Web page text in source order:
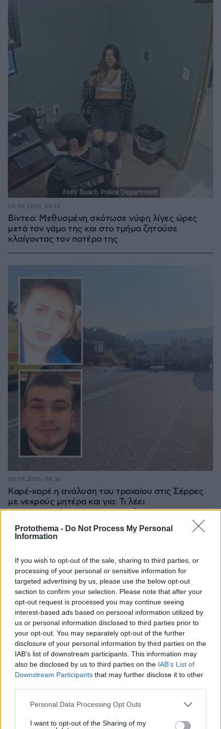
Protothema - Do Not Process My Personal
Information
If you wish to opt-out of the sale, sharing to third parties, or
processing of your personal or sensitive information for
targeted advertising by us, please use the below opt-out
section to confirm your selection. Please note that after your
opt-out request is processed you may continue seeing
interest-based ads based on personal information utilized by
us or personal information disclosed to third parties prior to
your opt-out. You may separately opt-out of the further
disclosure of your personal information by third parties on the
IAB’s list of downstream participants. This information may
also be disclosed by us to third parties on the IAB’s List of
Downstream Participants that may further disclose it to other
Please note that this website/app uses one or more Google
not limited to your visit or usage behaviour. You may click to
Personal Data Processing Opt Outs
I want to opt-out of the Sharing of my
Βίντεο: Μεθυσμένη σκότωσε νύφη λίγες ώρες
μετά τον γάμο της και στο τμήμα ζητούσε
κλαίγοντας τον πατέρα της
08.08.2026, 09:25
Καρέ-καρέ η ανάλυση του τροχαίου στις Σέρρες
με νεκρούς μητέρα και γιο: Τι λέει
πραγματογνώμονας στο protothema
08.08.2026, 08:36
να ασελγήσει σε ανήλικη, τι
καταγγέλλει ο ιδιοκτήτης επιχείρησης
07.08.2026, 18:22
Ο «Δράκος» του Λονδίνου: 40χρονος
με προβλήματα όρασης σκότωνε και
βίαζε γυναίκες, η αστυνομία τον είχε
συλλάβει και τον άφησε ελεύθερο
07.08.2026, 22:54 61
κανόνες για επενδύσεις, Airbnb και